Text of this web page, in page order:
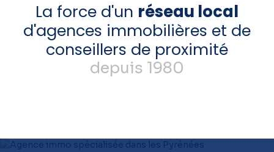
La force d'un réseau local
d'agences immobilières et de
conseillers de proximité
depuis 1980